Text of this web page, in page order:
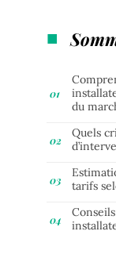
du
Quels
tarifs